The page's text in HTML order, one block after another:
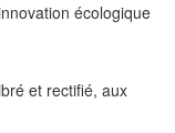
écologique
et rectifié, aux